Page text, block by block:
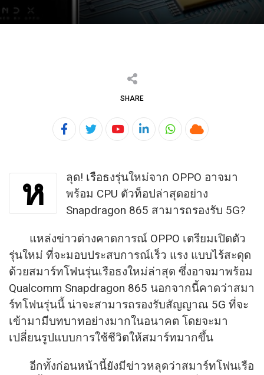
SHARE
YoutubeLinkedInWhatsapp
Cloud
ห
ลุด! เรือธงรุ่นใหม่จาก OPPO อาจมา
พร้อม CPU ตัวท็อปล่าสุดอย่าง
Snapdragon 865 สามารถรองรับ 5G?
แหล่งข่าวต่างคาดการณ์ OPPO เตรียมเปิดตัว
รุ่นใหม่ ที่จะมอบประสบการณ์เร็ว แรง แบบไร้สะดุด
ด้วยสมาร์ทโฟนรุ่นเรือธงใหม่ล่าสุด ซึ่งอาจมาพร้อม
Qualcomm Snapdragon 865 นอกจากนี้คาดว่าสมา
ร์ทโฟนรุ่นนี้ น่าจะสามารถรองรับสัญญาณ 5G ที่จะ
เข้ามามีบทบาทอย่างมากในอนาคต โดยจะมา
เปลี่ยนรูปแบบการใช้ชีวิตให้สมาร์ทมากขึ้น
อีกทั้งก่อนหน้านี้ยังมีข่าวหลุดว่าสมาร์ทโฟนเรือ